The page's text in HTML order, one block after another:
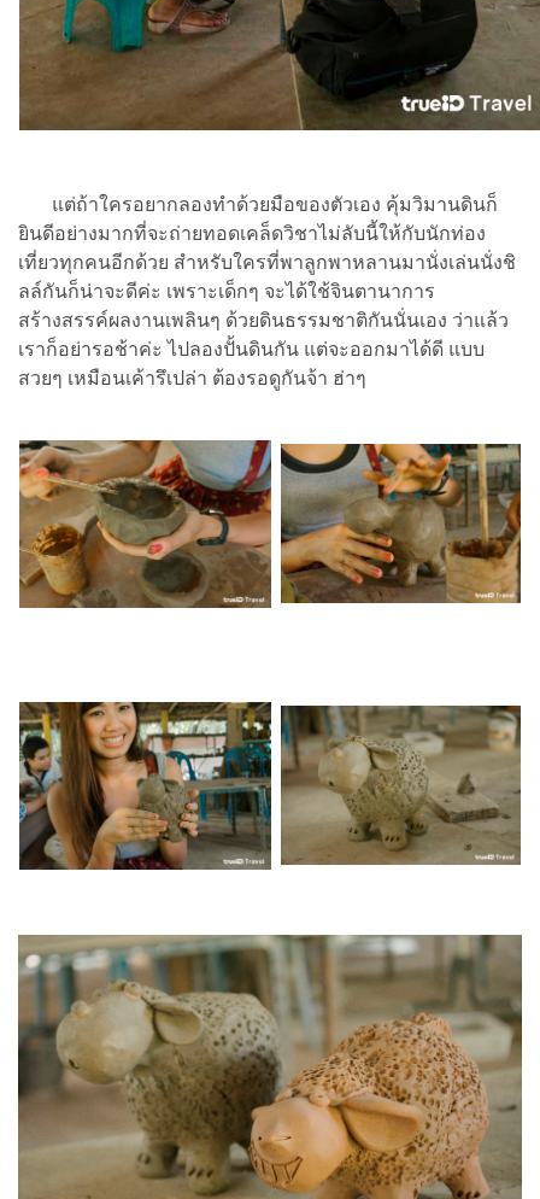
แต่ถ้าใครอยากลองทำด้วยมือของตัวเอง คุ้มวิมานดินก็
ยินดีอย่างมากที่จะถ่ายทอดเคล็ดวิชาไม่ลับนี้ให้กับนักท่อง
เที่ยวทุกคนอีกด้วย สำหรับใครที่พาลูกพาหลานมานั่งเล่นนั่งชิ
ลล์กันก็น่าจะดีค่ะ เพราะเด็กๆ จะได้ใช้จินตานาการ
สร้างสรรค์ผลงานเพลินๆ ด้วยดินธรรมชาติกันนั่นเอง ว่าแล้ว
เราก็อย่ารอช้าค่ะ ไปลองปั้นดินกัน แต่จะออกมาได้ดี แบบ
สวยๆ เหมือนเค้ารึเปล่า ต้องรอดูกันจ้า ฮ่าๆ